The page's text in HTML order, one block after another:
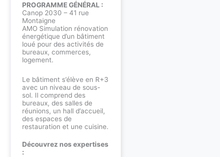
PROGRAMME GÉNÉRAL :
Canop 2030 – 41 rue
Montaigne
AMO Simulation rénovation
énergétique d’un bâtiment
loué pour des activités de
bureaux, commerces,
logement.
Le bâtiment s’élève en R+3
avec un niveau de sous-
sol. Il comprend des
bureaux, des salles de
réunions, un hall d’accueil,
des espaces de
restauration et une cuisine.
Découvrez nos expertises
: